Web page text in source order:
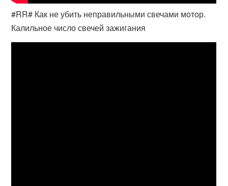
#RR# Как не убить неправильными свечами мотор.
Калильное число свечей зажигания